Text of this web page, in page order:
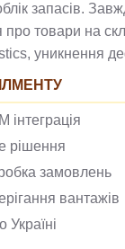
запасів.
про товари на
уникнення
інтеграція
рішення
замовлень
вантажів
Україні